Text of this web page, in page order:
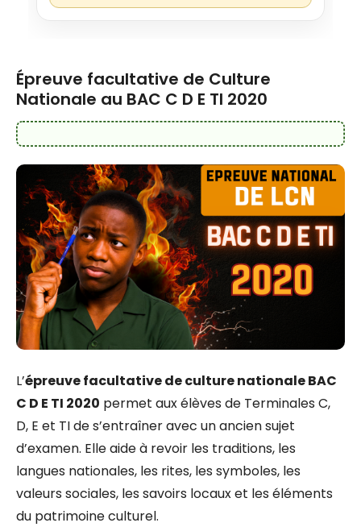
Épreuve facultative de Culture
Nationale au BAC C D E TI 2020
L’épreuve facultative de culture nationale BAC
C D E TI 2020 permet aux élèves de Terminales C,
D, E et TI de s’entraîner avec un ancien sujet
d’examen. Elle aide à revoir les traditions, les
langues nationales, les rites, les symboles, les
valeurs sociales, les savoirs locaux et les éléments
du patrimoine culturel.